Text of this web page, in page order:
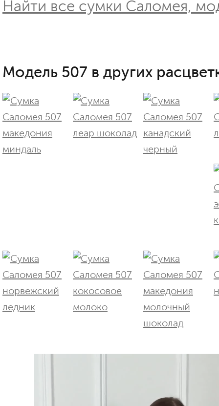
Найти все сумки Саломея,
Модель 507 в других